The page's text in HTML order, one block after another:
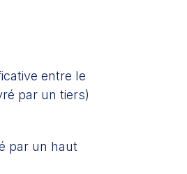
entre le
par un tiers)
par un haut